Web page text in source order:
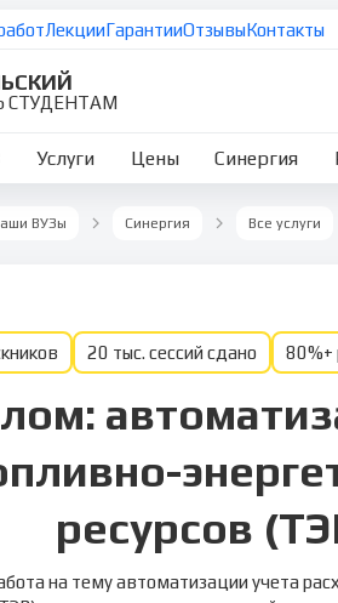
ЛекцииГарантииОтзывыКонтакты
СТУДЕНТАМ
Услуги Цены Синергия
ВУЗы Синергия Все услуги
20 тыс. сессий сдано 80%+
ресурсов
на тему автоматизации учета